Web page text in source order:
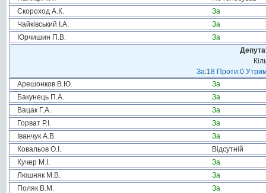
Скороход А.К.
За
Чайківський І.А.
За
Юрчишин П.В.
За
За:18 Проти:0
Арешонков В.Ю.
За
Бакунець П.А.
За
Вацак Г.А.
За
Горват Р.І.
За
Іванчук А.В.
За
Ковальов О.І.
Відсутній
Кучер М.І.
За
Люшняк М.В.
За
Поляк В.М.
За